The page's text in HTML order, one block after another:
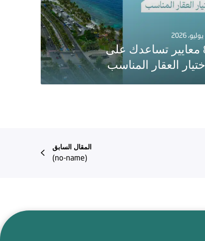
8 معايير تساعدك على
اختيار العقار المناسب
المقال السابق
(no-name)